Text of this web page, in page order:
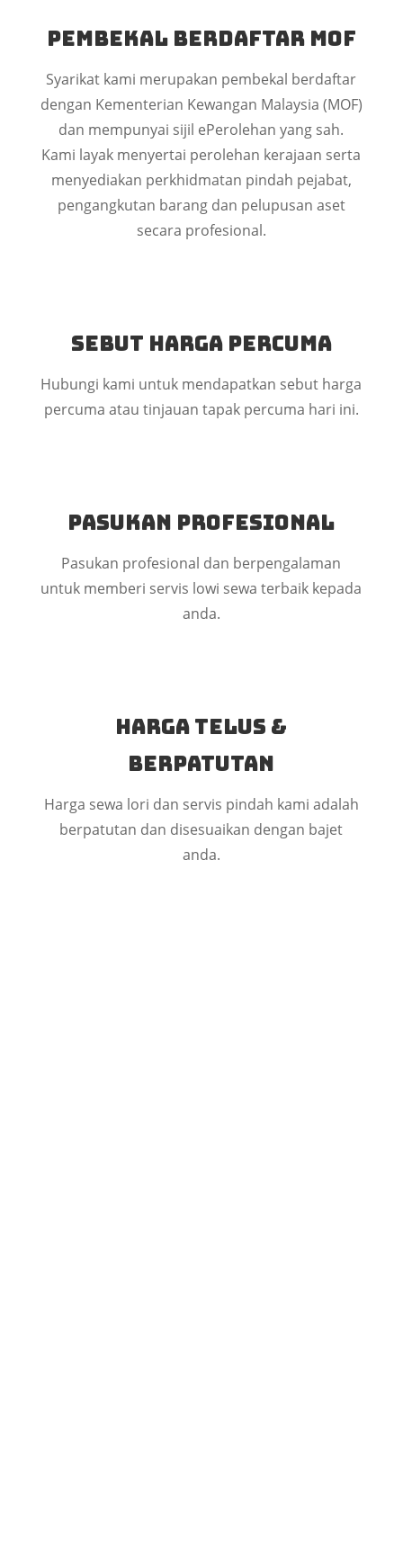
Pembekal Berdaftar MOF
Syarikat kami merupakan pembekal berdaftar
dengan Kementerian Kewangan Malaysia (MOF)
dan mempunyai sijil ePerolehan yang sah.
Kami layak menyertai perolehan kerajaan serta
menyediakan perkhidmatan pindah pejabat,
pengangkutan barang dan pelupusan aset
secara profesional.
Sebut Harga Percuma
Hubungi kami untuk mendapatkan sebut harga
percuma atau tinjauan tapak percuma hari ini.
Pasukan Profesional
Pasukan profesional dan berpengalaman
untuk memberi servis lowi sewa terbaik kepada
anda.
Harga Telus &
Berpatutan
Harga sewa lori dan servis pindah kami adalah
berpatutan dan disesuaikan dengan bajet
anda.